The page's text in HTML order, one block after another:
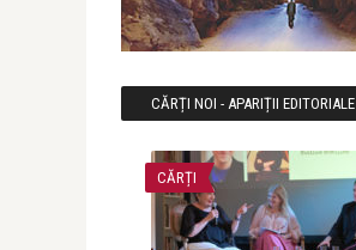
CĂRȚI NOI - APARIȚII EDITORIALE
CĂRȚI